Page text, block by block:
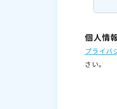
個人情
プライバ
さい。